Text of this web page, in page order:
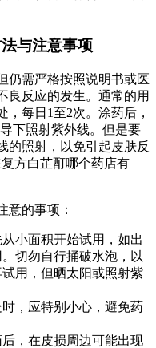
与注意事项
仍需严格按照说明书或医
良反应的发生。通常的用
每日1至2次。涂药后，
下照射紫外线。但是要
的照射，以免引起皮肤反
方白芷酊哪个药店有
意的事项：
小面积开始试用，如出
切勿自行捅破水泡，以
用，但晒太阳或照射紫
，应特别小心，避免药
，在皮损周边可能出现